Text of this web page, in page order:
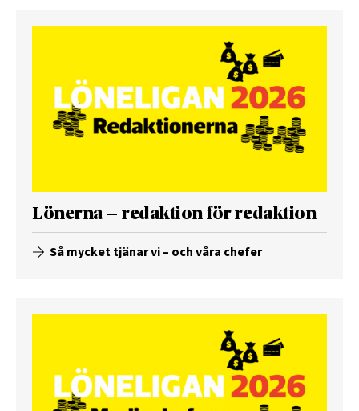
Lönerna – redaktion för redaktion
Så mycket tjänar vi – och våra chefer